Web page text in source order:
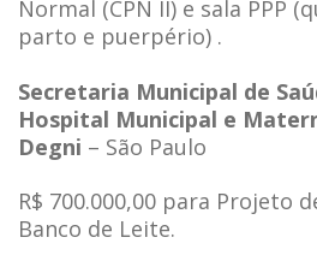
Normal (CPN II) e sala PPP
parto e puerpério) .
Secretaria Municipal de
Hospital Municipal e
Degni – São Paulo
R$ 700.000,00 para Projeto
Banco de Leite.